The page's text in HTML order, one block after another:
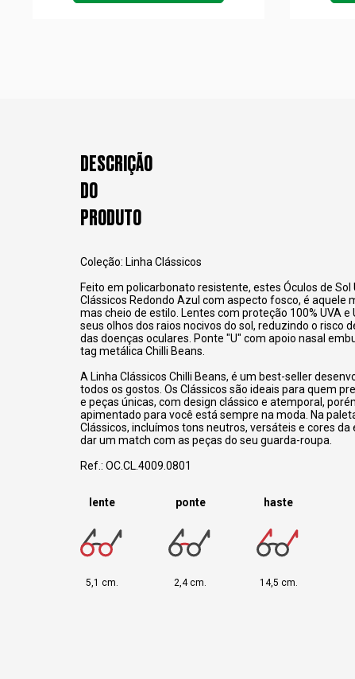
DESCRIÇÃO
DO
PRODUTO
Coleção: Linha Clássicos
Feito em policarbonato resistente, estes Óculos de Sol
Clássicos Redondo Azul com aspecto fosco, é aquele
mas cheio de estilo. Lentes com proteção 100% UVA e
seus olhos dos raios nocivos do sol, reduzindo o risco
das doenças oculares. Ponte "U" com apoio nasal
tag metálica Chilli Beans.
A Linha Clássicos Chilli Beans, é um best-seller
todos os gostos. Os Clássicos são ideais para quem
e peças únicas, com design clássico e atemporal,
apimentado para você está sempre na moda. Na
Clássicos, incluímos tons neutros, versáteis e cores da
dar um match com as peças do seu guarda-roupa.
Ref.: OC.CL.4009.0801
lente
5,1 cm.
ponte
2,4 cm.
haste
14,5 cm.